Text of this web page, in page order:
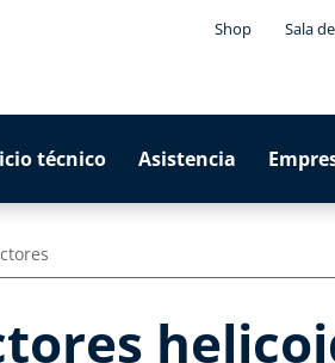
Shop Sala
técnico Asistencia